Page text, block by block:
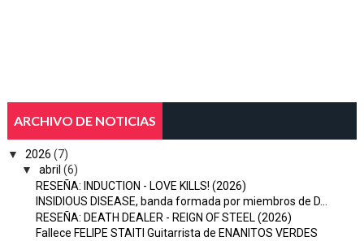
ARCHIVO DE NOTICIAS
▼ 2026 (7)
▼
abril (6)
RESEÑA: INDUCTION - LOVE KILLS! (2026)
INSIDIOUS DISEASE, banda formada por miembros de D...
RESEÑA: DEATH DEALER - REIGN OF STEEL (2026)
Fallece FELIPE STAITI Guitarrista de ENANITOS VERDES